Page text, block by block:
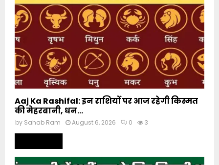
Aaj Ka Rashifal: इन राशियों पर आज रहेगी किस्मत
की मेहरबानी, धन...
by Sahab Ram August 6, 2026 0 3